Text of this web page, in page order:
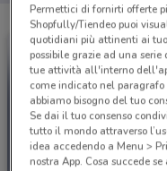
Permettici di fornirti offerte
Shopfully/Tiendeo puoi
quotidiani più attinenti ai
possibile grazie ad una
tue attività all'interno
come indicato nel
abbiamo bisogno del tuo
Se dai il tuo consenso
tutto il mondo attraverso
idea accedendo a Menu >
nostra App. Cosa succede